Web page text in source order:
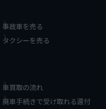
事故車を売る
タクシーを売る
車買取の流れ
廃車手続きで受け取れる還付